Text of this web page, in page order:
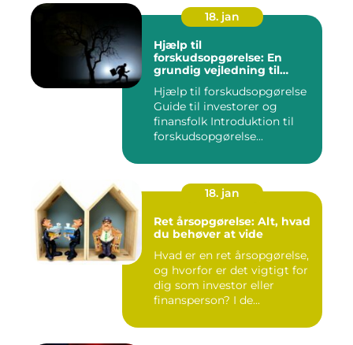
18. jan
Hjælp til
forskudsopgørelse: En
grundig vejledning til
Hjælp til forskudsopgørelse
Guide til investorer og
finansfolk Introduktion til
forskudsopgørelse...
18. jan
Ret årsopgørelse: Alt, hvad
du behøver at vide
Hvad er en ret årsopgørelse,
og hvorfor er det vigtigt for
dig som investor eller
finansperson? I de...